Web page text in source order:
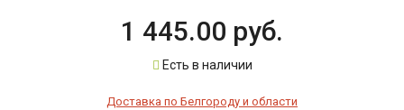
1 445.00 руб.
Есть в наличии
Доставка по Белгороду и области